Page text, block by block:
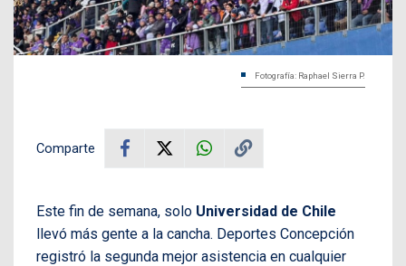
Fotografía: Raphael Sierra P.
Comparte
Este fin de semana, solo Universidad de Chile
llevó más gente a la cancha. Deportes Concepción
registró la segunda mejor asistencia en cualquier